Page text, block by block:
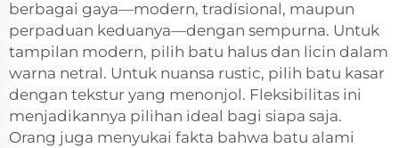
berbagai gaya—modern, tradisional, maupun
perpaduan keduanya—dengan sempurna. Untuk
tampilan modern, pilih batu halus dan licin dalam
warna netral. Untuk nuansa rustic, pilih batu kasar
dengan tekstur yang menonjol. Fleksibilitas ini
menjadikannya pilihan ideal bagi siapa saja.
Orang juga menyukai fakta bahwa batu alami